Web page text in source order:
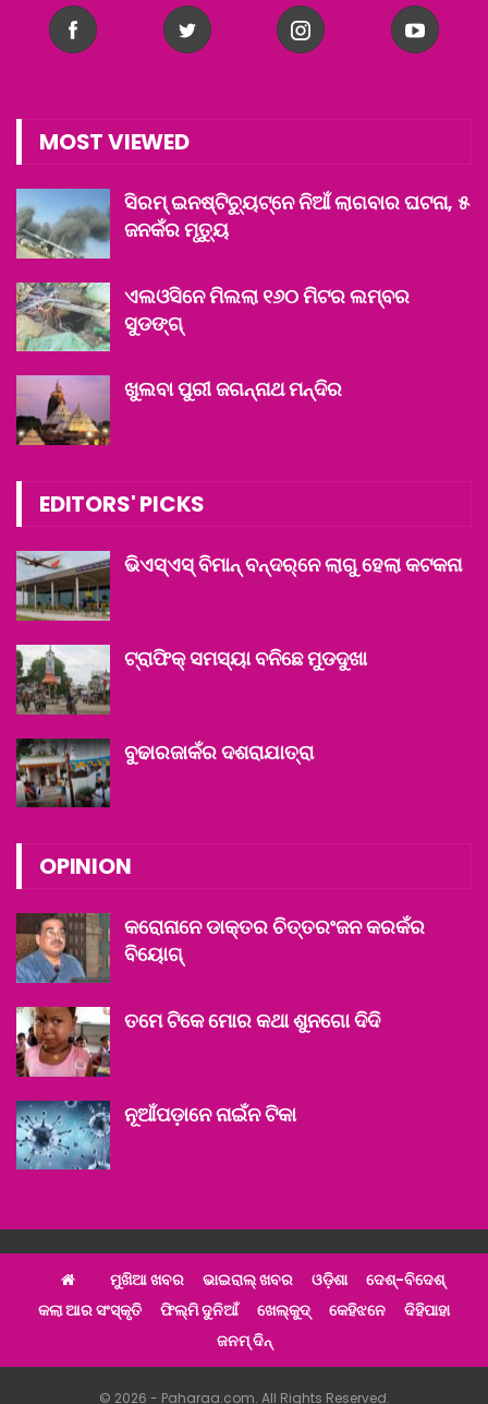
MOST VIEWED
ସିରମ୍ ଇନଷ୍ଟିଚ୍ୟୁଟ୍‌ନେ ନିଆଁ ଲାଗବାର ଘଟନା, ୫
ଜନକଁର ମୃତ୍ୟୁ
ଏଲଓସିନେ ମିଲଲା ୧୬୦ ମିଟର ଲମ୍ବର
ସୁଡଙ୍ଗ୍
ଖୁଲବା ପୁରୀ ଜଗନ୍ନାଥ ମନ୍ଦିର
EDITORS' PICKS
ଭିଏସ୍‌ଏସ୍ ବିମାନ୍ ବନ୍ଦର୍‌ନେ ଲାଗୁ ହେଲା କଟକନା
ଟ୍ରାଫିକ୍ ସମସ୍ୟା ବନିଛେ ମୁଡଦୁଖା
ବୁଢାରଜାକଁର ଦଶରାଯାତ୍ରା
OPINION
କରୋନାନେ ଡାକ୍ତର ଚିତ୍ତରଂଜନ କରକଁର
ବିୟୋଗ୍‌
ତମେ ଟିକେ ମୋର କଥା ଶୁନଗୋ ଦିଦି
ନୂଆଁପଡ଼ାନେ ନାଇଁନ ଟିକା
ମୁଖିଆ ଖବର ଭାଇରାଲ୍ ଖବର ଓଡ଼ିଶା
ଦେଶ୍‌-ବିଦେଶ୍‌
କଲା ଆର ସଂସ୍କୃତି
ଫିଲ୍ମି ଦୁନିଆଁ ଖେଲ୍‌କୁଦ୍‌ କେହିଝନେ
ଦିହିପାହା
ଜନମ୍ ଦିନ୍
© 2026 - Paharaa.com. All Rights Reserved.